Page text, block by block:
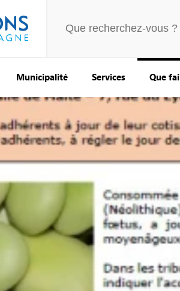
Municipalité Services Que